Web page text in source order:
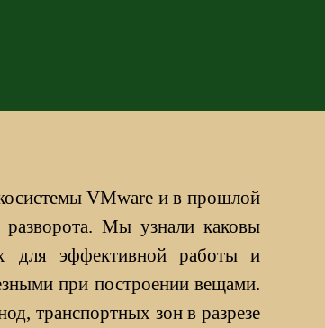
VMware и в прошлой
разворота. Мы узнали каковы
для эффективной работы и
при построении вещами.
транспортных зон в разрезе